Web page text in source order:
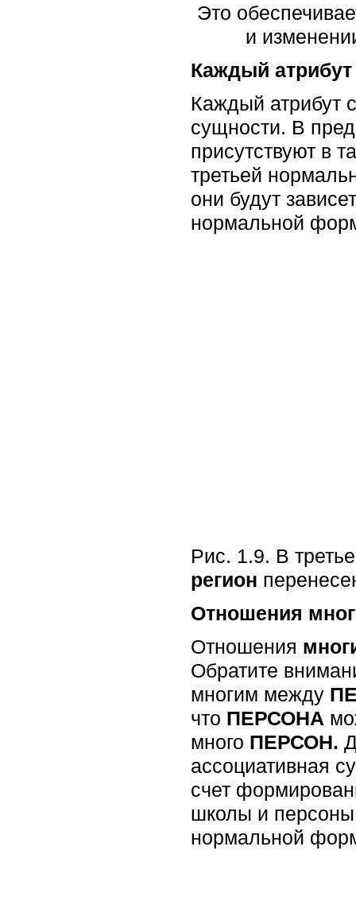
Это
и
Каждый атрибут
Каждый атрибут
сущности. В
присутствуют в
третьей
они будут
нормальной
Рис. 1.9. В
регион
Отношения
Отношения
Обратите
многим между
что ПЕРСОНА
много ПЕРСОН.
ассоциативная
счет
школы и
нормальной